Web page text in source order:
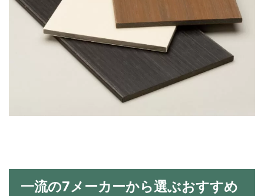
一流の7メーカーから選ぶおすすめ